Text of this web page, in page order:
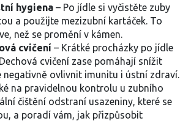
hygiena – Po jídle si vyčistěte zuby
a použijte mezizubní kartáček. To
než se promění v kámen.
cvičení – Krátké procházky po jídle
cvičení zase pomáhají snížit
negativně ovlivnit imunitu i ústní zdraví.
na pravidelnou kontrolu u zubního
čištění odstraní usazeniny, které se
a poradí vám, jak přizpůsobit